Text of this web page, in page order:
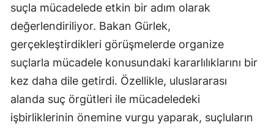
suçla mücadelede etkin bir adım olarak
değerlendiriliyor. Bakan Gürlek,
gerçekleştirdikleri görüşmelerde organize
suçlarla mücadele konusundaki kararlılıklarını bir
kez daha dile getirdi. Özellikle, uluslararası
alanda suç örgütleri ile mücadeledeki
işbirliklerinin önemine vurgu yaparak, suçluların